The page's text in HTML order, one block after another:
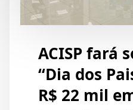
ACISP fará
“Dia dos
R$ 22 mil